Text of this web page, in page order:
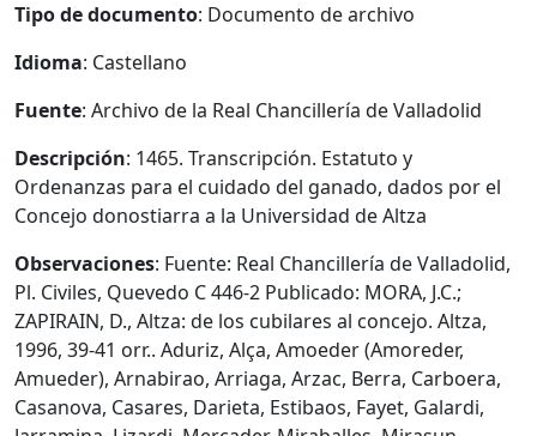
Tipo de documento: Documento de archivo
Idioma: Castellano
Fuente: Archivo de la Real Chancillería de Valladolid
Descripción: 1465. Transcripción. Estatuto y
Ordenanzas para el cuidado del ganado, dados por el
Concejo donostiarra a la Universidad de Altza
Observaciones: Fuente: Real Chancillería de Valladolid,
Pl. Civiles, Quevedo C 446-2 Publicado: MORA, J.C.;
ZAPIRAIN, D., Altza: de los cubilares al concejo. Altza,
1996, 39-41 orr.. Aduriz, Alça, Amoeder (Amoreder,
Amueder), Arnabirao, Arriaga, Arzac, Berra, Carboera,
Casanova, Casares, Darieta, Estibaos, Fayet, Galardi,